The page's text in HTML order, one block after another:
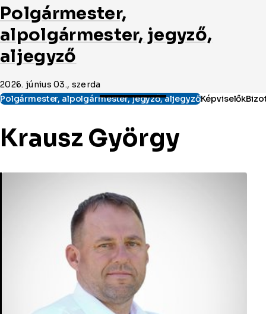
Polgármester,
alpolgármester, jegyző,
aljegyző
2026. június 03., szerda
Krausz György